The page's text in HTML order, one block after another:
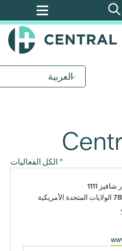
العربية
" الكل الفعاليات
الولايات المتحدة الأمريكية